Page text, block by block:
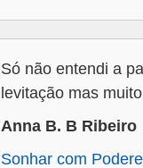
Só não entendi a
levitação mas
Anna B. B Ribeiro
Sonhar com